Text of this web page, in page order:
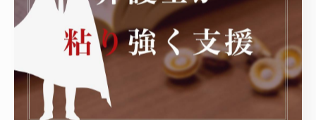
東京にて中国人の方をサポート
東京を中心に刑事事件の弁護
----------------------------------------------------------------------